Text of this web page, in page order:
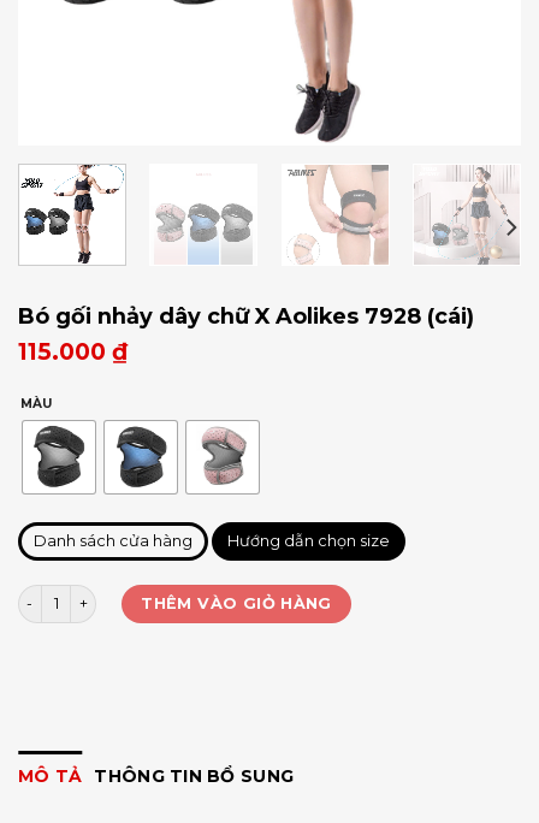
Bó gối nhảy dây chữ X Aolikes 7928 (cái)
115.000 ₫
MÀU
Danh sách cửa hàng Hướng dẫn chọn size
Bó gối nhảy dây chữ X Aolikes 7928 (cái) số lượng
THÊM VÀO GIỎ HÀNG
MÔ TẢ THÔNG TIN BỔ SUNG